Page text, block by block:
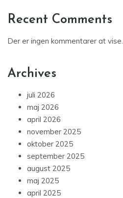
Recent Comments
Der er ingen kommentarer at vise.
Archives
juli 2026
maj 2026
april 2026
november 2025
oktober 2025
september 2025
august 2025
maj 2025
april 2025